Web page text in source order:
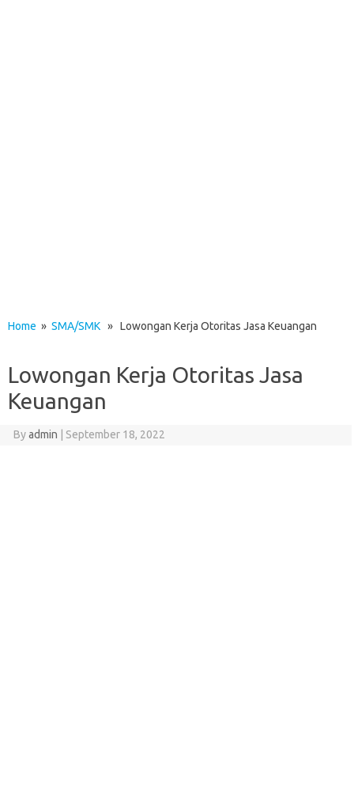
Home » SMA/SMK » Lowongan Kerja Otoritas Jasa Keuangan
Lowongan Kerja Otoritas Jasa
Keuangan
Byadmin September 18, 2022